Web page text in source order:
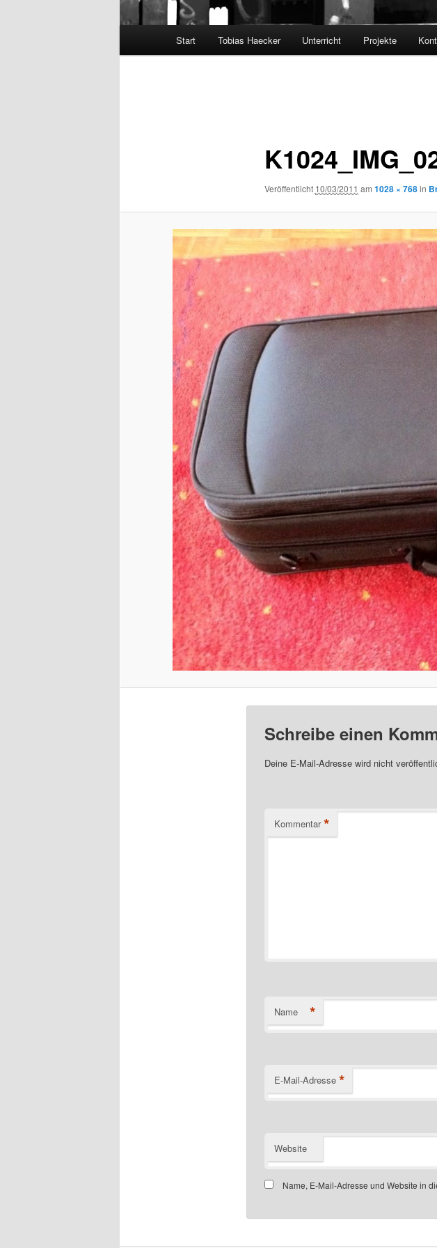
Start Tobias Haecker Unterricht Projekte
Veröffentlicht 10/03/2011 am 1028 × 768in
Schreibe einen
Deine E-Mail-Adresse wird nicht
Kommentar *
Name *
E-Mail-Adresse *
Website
Name, E-Mail-Adresse und Website in